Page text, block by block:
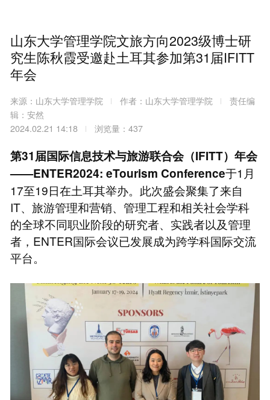
山东大学管理学院文旅方向2023级博士研
究生陈秋霞受邀赴土耳其参加第31届IFITT
年会
来源：山东大学管理学院 作者：山东大学管理学院
责任编
辑：安然
2024.02.21 14:18
浏览量：437
第31届国际信息技术与旅游联合会（IFITT）年会
——ENTER2024: eTourism Conference于1月
17至19日在土耳其举办。此次盛会聚集了来自
IT、旅游管理和营销、管理工程和相关社会学科
的全球不同职业阶段的研究者、实践者以及管理
者，ENTER国际会议已发展成为跨学科国际交流
平台。